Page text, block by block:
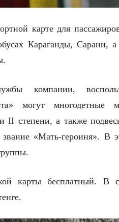
карте для
Караганды, Сарани,
компании,
могут многодетные
II степени, а также
«Мать-героиня». В
карты бесплатный. В